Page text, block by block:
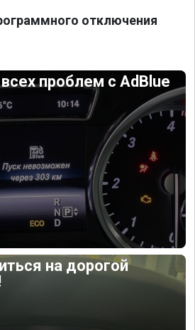
отключения
проблем с AdBlue
на дорогой